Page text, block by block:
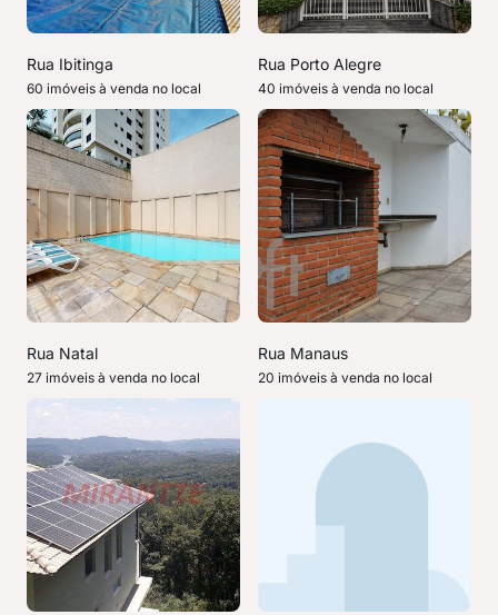
Rua Ibitinga
60 imóveis à venda no local
Rua Porto Alegre
40 imóveis à venda no local
Rua Natal
27 imóveis à venda no local
Rua Manaus
20 imóveis à venda no local